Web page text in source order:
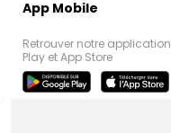
App Mobile
Retrouver notre
Play et App Store